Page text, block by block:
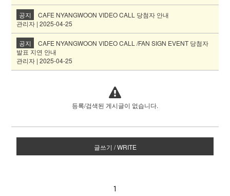
공지
CAFE NYANGWOON VIDEO CALL 당첨자 안내
관리자 | 2025-04-25
공지
CAFE NYANGWOON VIDEO CALL /FAN SIGN EVENT 당첨자
발표 지연 안내
관리자 | 2025-04-25
등록/검색된 게시글이 없습니다.
글쓰기 / WRITE
1